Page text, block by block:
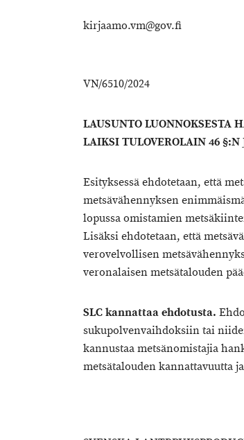
kirjaamo.vm@gov.fi
VN/6510/2024
LAUSUNTO LUONNOKSESTA
LAIKSI TULOVEROLAIN 46
Esityksessä ehdotetaan, että
metsävähennyksen
lopussa omistamien
Lisäksi ehdotetaan, että
verovelvollisen
veronalaisen metsätalouden
SLC kannattaa ehdotusta.
sukupolvenvaihdoksiin tai
kannustaa metsänomistajia
metsätalouden kannattavuutta